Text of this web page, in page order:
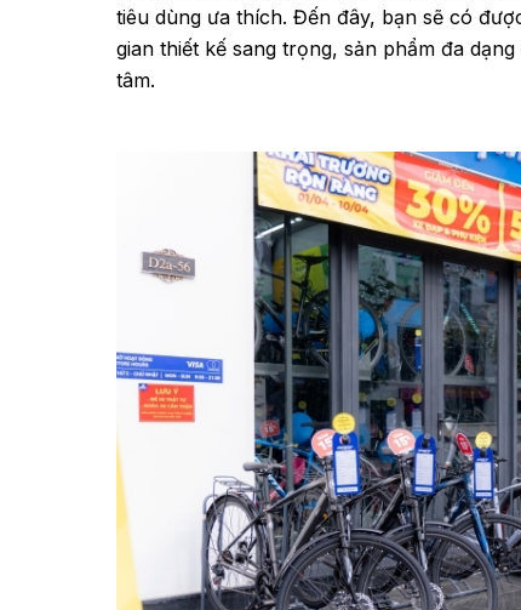
tiêu dùng ưa thích. Đến đây, bạn sẽ có
gian thiết kế sang trọng, sản phẩm đa
tâm.